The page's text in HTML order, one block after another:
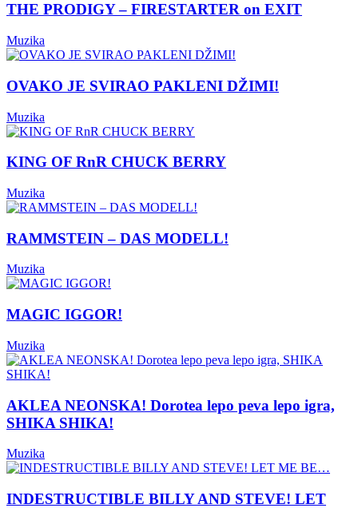
THE PRODIGY – FIRESTARTER on EXIT
Muzika
OVAKO JE SVIRAO PAKLENI DŽIMI!
Muzika
KING OF RnR CHUCK BERRY
Muzika
RAMMSTEIN – DAS MODELL!
Muzika
MAGIC IGGOR!
Muzika
AKLEA NEONSKA! Dorotea lepo peva lepo igra,
SHIKA SHIKA!
Muzika
INDESTRUCTIBLE BILLY AND STEVE! LET